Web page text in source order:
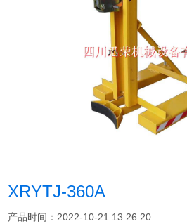
XRYTJ-360A
产品时间：2022-10-21 13:26:20